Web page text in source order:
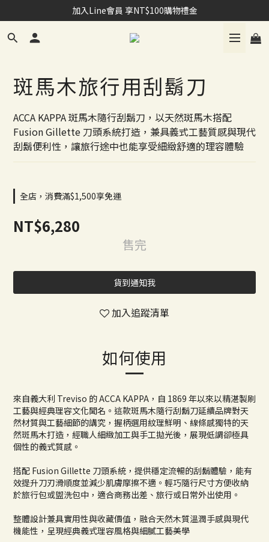
加入Line會員 享NT$100購物禮金
加入Line會員 享NT$100購物禮金
購買指定室內香氛+補充液 享會員點數100點
斑馬木旅行用刮鬍刀
ACCA KAPPA 斑馬木隨行刮鬍刀，以天然斑馬木搭配
Fusion Gillette 刀頭系統打造，兼具義式工藝質感與現代
刮鬍便利性，讓旅行途中也能享受細緻舒適的理容體驗
全店，消費滿$1,500享免運
NT$6,280
售完
貨到通知我
加入追蹤清單
如何使用
來自義大利 Treviso 的 ACCA KAPPA，自 1869 年以來以精湛製刷
工藝與經典理容文化聞名。這款斑馬木隨行刮鬍刀延續品牌對天
然材質與工藝細節的講究，握柄選用紋理鮮明、線條感獨特的天
然斑馬木打造，經職人細緻加工與手工拋光後，展現低調卻極具
個性的義式質感。
搭配 Fusion Gillette 刀頭系統，提供穩定流暢的刮鬍體驗，能有
效提升刀刃滑順度並減少肌膚摩擦不適。輕巧隨行尺寸方便收納
於旅行包或盥洗包中，適合商務出差、旅行或日常外出使用。
整體設計兼具實用性與收藏價值，融合天然木質溫潤手感與現代
機能性，呈現經典義式理容風格與細膩工藝美學